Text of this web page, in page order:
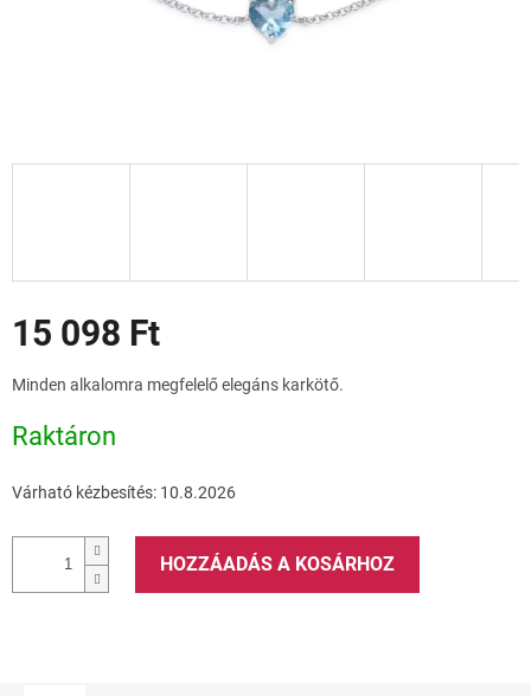
15 098 Ft
Minden alkalomra megfelelő elegáns karkötő.
Raktáron
Várható kézbesítés: 10.8.2026
HOZZÁADÁS A KOSÁRHOZ